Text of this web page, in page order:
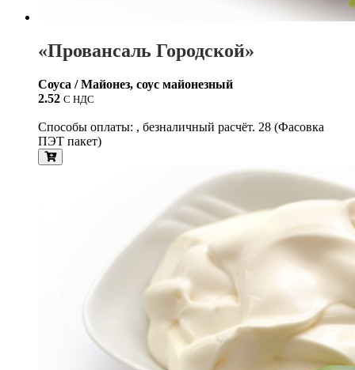
«Провансаль Городской»
Соуса / Майонез, соус майонезный
2.52 С НДС
Способы оплаты: , безналичный расчёт. 28 (Фасовка
ПЭТ пакет)